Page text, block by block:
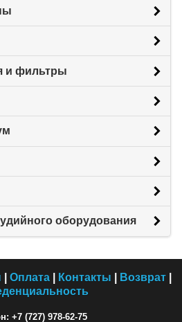
и фильтры
оборудования
Оплата| Контакты Возврат|
+7 (727) 978-62-75